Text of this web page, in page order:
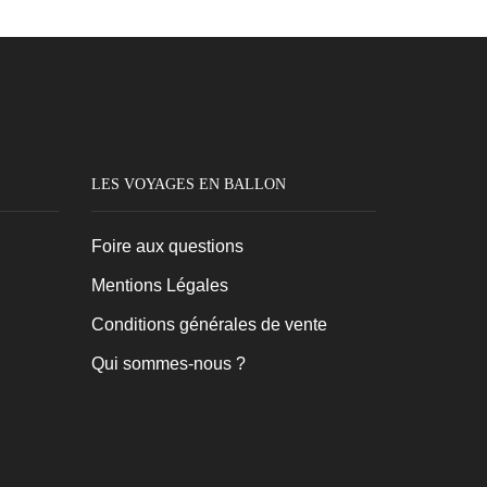
LES VOYAGES EN BALLON
Foire aux questions
Mentions Légales
Conditions générales de vente
Qui sommes-nous ?